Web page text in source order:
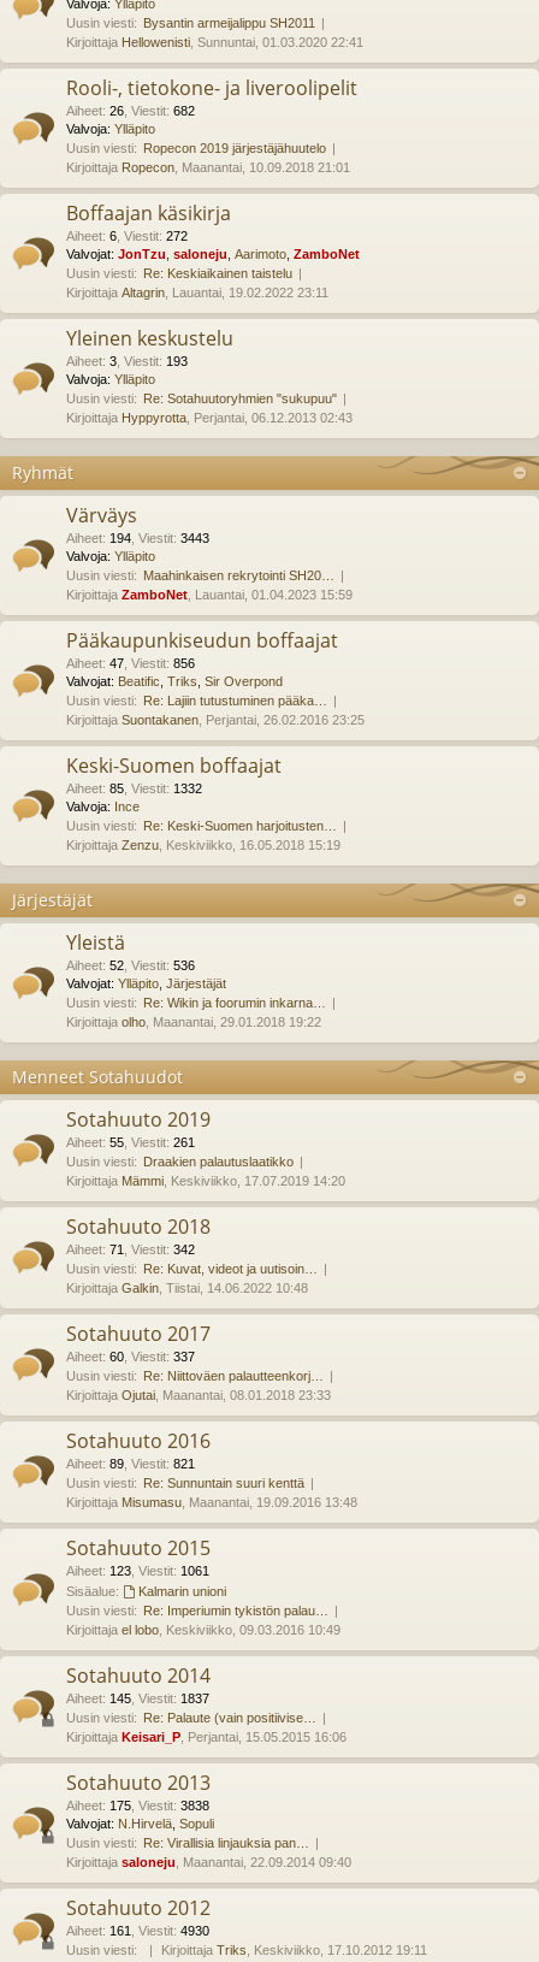
Valvoja: Ylläpito
Uusin viesti: Bysantin armeijalippu SH2011
Kirjoittaja Hellowenisti , Sunnuntai, 01.03.2020 22:41
Rooli-, tietokone- ja liveroolipelit
Aiheet: 26 Viestit: 682
Valvoja: Ylläpito
Uusin viesti: Ropecon 2019 järjestäjähuutelo
Kirjoittaja Ropecon , Maanantai, 10.09.2018 21:01
Boffaajan käsikirja
Aiheet: 6 Viestit: 272
Valvojat: JonTzu saloneju Aarimoto ZamboNet
Uusin viesti: Re: Keskiaikainen taistelu
Kirjoittaja Altagrin , Lauantai, 19.02.2022 23:11
Yleinen keskustelu
Aiheet: 3 Viestit: 193
Valvoja: Ylläpito
Uusin viesti: Re: Sotahuutoryhmien "sukupuu"
Kirjoittaja Hyppyrotta , Perjantai, 06.12.2013 02:43
Ryhmät
Värväys
Aiheet: 194 Viestit: 3443
Valvoja: Ylläpito
Uusin viesti: Maahinkaisen rekrytointi SH20…
Kirjoittaja ZamboNet , Lauantai, 01.04.2023 15:59
Pääkaupunkiseudun boffaajat
Aiheet: 47 Viestit: 856
Valvojat: Beatific Triks Sir Overpond
Uusin viesti: Re: Lajiin tutustuminen pääka…
Kirjoittaja Suontakanen , Perjantai, 26.02.2016 23:25
Keski-Suomen boffaajat
Aiheet: 85 Viestit: 1332
Valvoja: Ince
Uusin viesti: Re: Keski-Suomen harjoitusten…
Kirjoittaja Zenzu , Keskiviikko, 16.05.2018 15:19
Järjestäjät
Yleistä
Aiheet: 52 Viestit: 536
Valvojat: Ylläpito Järjestäjät
Uusin viesti: Re: Wikin ja foorumin inkarna…
Kirjoittaja olho , Maanantai, 29.01.2018 19:22
Menneet Sotahuudot
Sotahuuto 2019
Aiheet: 55 Viestit: 261
Uusin viesti: Draakien palautuslaatikko
Kirjoittaja Mämmi , Keskiviikko, 17.07.2019 14:20
Sotahuuto 2018
Aiheet: 71 Viestit: 342
Uusin viesti: Re: Kuvat, videot ja uutisoin…
Kirjoittaja Galkin , Tiistai, 14.06.2022 10:48
Sotahuuto 2017
Aiheet: 60 Viestit: 337
Uusin viesti: Re: Niittoväen palautteenkorj…
Kirjoittaja Ojutai , Maanantai, 08.01.2018 23:33
Sotahuuto 2016
Aiheet: 89 Viestit: 821
Uusin viesti: Re: Sunnuntain suuri kenttä
Kirjoittaja Misumasu , Maanantai, 19.09.2016 13:48
Sotahuuto 2015
Aiheet: 123 Viestit: 1061
Sisäalue:
Kalmarin unioni
Uusin viesti: Re: Imperiumin tykistön palau…
Kirjoittaja el lobo , Keskiviikko, 09.03.2016 10:49
Sotahuuto 2014
Aiheet: 145 Viestit: 1837
Uusin viesti: Re: Palaute (vain positiivise…
Kirjoittaja Keisari_P , Perjantai, 15.05.2015 16:06
Sotahuuto 2013
Aiheet: 175 Viestit: 3838
Valvojat: N.Hirvelä Sopuli
Uusin viesti: Re: Virallisia linjauksia pan…
Kirjoittaja saloneju , Maanantai, 22.09.2014 09:40
Sotahuuto 2012
Aiheet: 161 Viestit: 4930
Uusin viesti:
Kirjoittaja Triks , Keskiviikko, 17.10.2012 19:11